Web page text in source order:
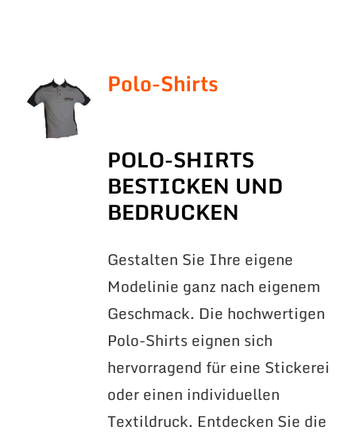
Polo-Shirts
POLO-SHIRTS
BESTICKEN UND
BEDRUCKEN
Gestalten Sie Ihre eigene
Modelinie ganz nach eigenem
Geschmack. Die hochwertigen
Polo-Shirts eignen sich
hervorragend für eine Stickerei
oder einen individuellen
Textildruck. Entdecken Sie die